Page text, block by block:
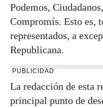
Podemos,
Compromís. Esto es,
representados, a
Republicana.
PUBLICIDAD
La redacción de esta
principal punto de